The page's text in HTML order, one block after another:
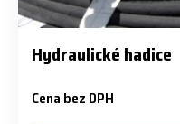
Hydraulické hadice
Cena bez DPH